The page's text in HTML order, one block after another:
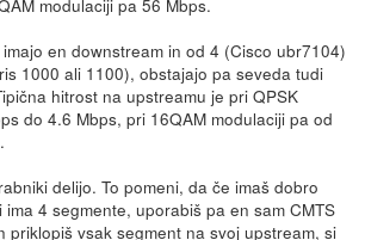
modulaciji pa 56 Mbps.
en downstream in od 4 (Cisco ubr7104)
1000 ali 1100), obstajajo pa seveda tudi
hitrost na upstreamu je pri QPSK
do 4.6 Mbps, pri 16QAM modulaciji pa od
delijo. To pomeni, da če imaš dobro
4 segmente, uporabiš pa en sam CMTS
priklopiš vsak segment na svoj upstream, si